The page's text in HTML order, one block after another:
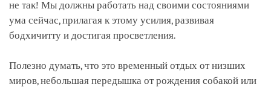
не так! Мы должны работать над своими состояниями
ума сейчас, прилагая к этому усилия, развивая
бодхичитту и достигая просветления.
Полезно думать, что это временный отдых от низших
миров, небольшая передышка от рождения собакой или